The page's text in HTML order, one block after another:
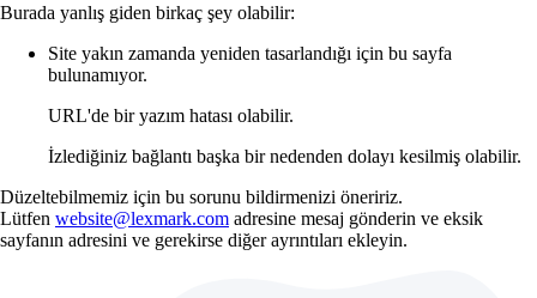
Burada yanlış giden birkaç şey olabilir:
Site yakın zamanda yeniden tasarlandığı için bu sayfa
bulunamıyor.
URL'de bir yazım hatası olabilir.
İzlediğiniz bağlantı başka bir nedenden dolayı kesilmiş olabilir.
Düzeltebilmemiz için bu sorunu bildirmenizi öneririz.
Lütfen website@lexmark.com adresine mesaj gönderin ve eksik
sayfanın adresini ve gerekirse diğer ayrıntıları ekleyin.